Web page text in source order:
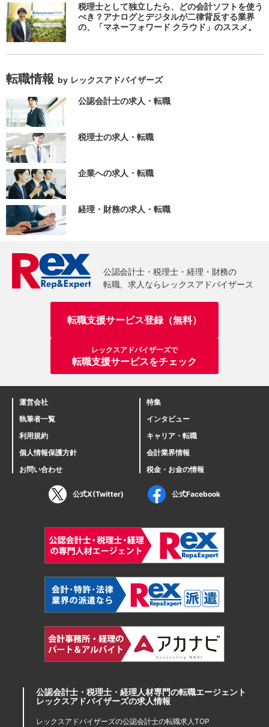
税理士として独立したら、どの会計ソフトを使う
べき？アナログとデジタルが二律背反する業界
の、「マネーフォワード クラウド」のススメ。
転職情報 by レックスアドバイザーズ
公認会計士の求人・転職
税理士の求人・転職
企業への求人・転職
経理・財務の求人・転職
転職支援サービス登録（無料）
レックスアドバイザーズで
転職支援サービスをチェック
運営会社
執筆者一覧
利用規約
個人情報保護方針
お問い合わせ
特集
インタビュー
キャリア・転職
会計業界情報
税金・お金の情報
公式X(Twitter) 公式Facebook
公認会計士・税理士・経理人材専門の転職エージェント
レックスアドバイザーズの求人情報
レックスアドバイザーズの公認会計士の転職求人TOP